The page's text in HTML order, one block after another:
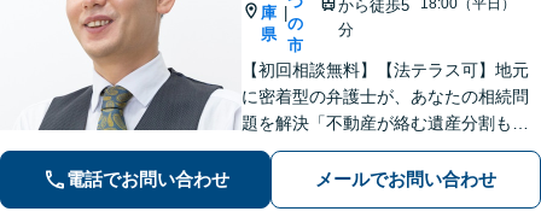
庫
県
の
市
から徒歩5
分
【初回相談無料】【法テラス可】地元
に密着型の弁護士が、あなたの相続問
題を解決「不動産が絡む遺産分割も的
確に対応」借金問題に精通した弁護士
が、オーダーメイドの解決策をご提案
「他の事務所で対応できなかった自己
電話でお問い合わせ メールでお問い合わせ